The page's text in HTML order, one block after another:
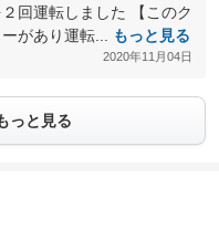
回運転しました 【このク
があり運転...
もっと見る
2020年11月04日
っと見る